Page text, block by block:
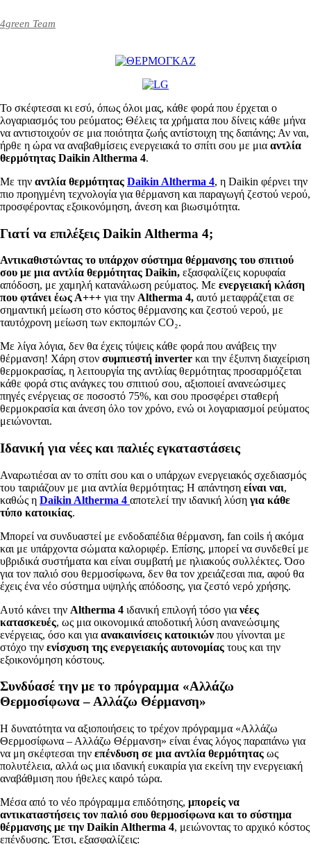
4green Team
Το σκέφτεσαι κι εσύ, όπως όλοι μας, κάθε φορά που έρχεται ο
λογαριασμός του ρεύματος; Θέλεις τα χρήματα που δίνεις κάθε μήνα
να αντιστοιχούν σε μια ποιότητα ζωής αντίστοιχη της δαπάνης; Αν ναι,
ήρθε η ώρα να αναβαθμίσεις ενεργειακά το σπίτι σου με μια αντλία
θερμότητας Daikin Altherma 4.
Με την αντλία θερμότητας Daikin Altherma 4, η Daikin φέρνει την
πιο προηγμένη τεχνολογία για θέρμανση και παραγωγή ζεστού νερού,
προσφέροντας εξοικονόμηση, άνεση και βιωσιμότητα.
Γιατί να επιλέξεις Daikin Altherma 4;
Αντικαθιστώντας το υπάρχον σύστημα θέρμανσης του σπιτιού
σου με μια αντλία θερμότητας Daikin, εξασφαλίζεις κορυφαία
απόδοση, με χαμηλή κατανάλωση ρεύματος. Με ενεργειακή κλάση
που φτάνει έως Α+++ για την Altherma 4, αυτό μεταφράζεται σε
σημαντική μείωση στο κόστος θέρμανσης και ζεστού νερού, με
ταυτόχρονη μείωση των εκπομπών CO₂.
Με λίγα λόγια, δεν θα έχεις τύψεις κάθε φορά που ανάβεις την
θέρμανση! Χάρη στον συμπιεστή inverter και την έξυπνη διαχείριση
θερμοκρασίας, η λειτουργία της αντλίας θερμότητας προσαρμόζεται
κάθε φορά στις ανάγκες του σπιτιού σου, αξιοποιεί ανανεώσιμες
πηγές ενέργειας σε ποσοστό 75%, και σου προσφέρει σταθερή
θερμοκρασία και άνεση όλο τον χρόνο, ενώ οι λογαριασμοί ρεύματος
μειώνονται.
Ιδανική για νέες και παλιές εγκαταστάσεις
Αναρωτιέσαι αν το σπίτι σου και ο υπάρχων ενεργειακός σχεδιασμός
του ταιριάζουν με μια αντλία θερμότητας; Η απάντηση είναι ναι,
καθώς η Daikin Altherma 4 αποτελεί την ιδανική λύση για κάθε
τύπο κατοικίας.
Μπορεί να συνδυαστεί με ενδοδαπέδια θέρμανση, fan coils ή ακόμα
και με υπάρχοντα σώματα καλοριφέρ. Επίσης, μπορεί να συνδεθεί με
υβριδικά συστήματα και είναι συμβατή με ηλιακούς συλλέκτες. Όσο
για τον παλιό σου θερμοσίφωνα, δεν θα τον χρειάζεσαι πια, αφού θα
έχεις ένα νέο σύστημα υψηλής απόδοσης, για ζεστό νερό χρήσης.
Αυτό κάνει την Altherma 4 ιδανική επιλογή τόσο για νέες
κατασκευές, ως μια οικονομικά αποδοτική λύση ανανεώσιμης
ενέργειας, όσο και για ανακαινίσεις κατοικιών που γίνονται με
στόχο την ενίσχυση της ενεργειακής αυτονομίας τους και την
εξοικονόμηση κόστους.
Συνδύασέ την με το πρόγραμμα «Αλλάζω
Θερμοσίφωνα – Αλλάζω Θέρμανση»
Η δυνατότητα να αξιοποιήσεις το τρέχον πρόγραμμα «Αλλάζω
Θερμοσίφωνα – Αλλάζω Θέρμανση» είναι ένας λόγος παραπάνω για
να μη σκέφτεσαι την επένδυση σε μια αντλία θερμότητας ως
πολυτέλεια, αλλά ως μια ιδανική ευκαιρία για εκείνη την ενεργειακή
αναβάθμιση που ήθελες καιρό τώρα.
Μέσα από το νέο πρόγραμμα επιδότησης, μπορείς να
αντικαταστήσεις τον παλιό σου θερμοσίφωνα και το σύστημα
θέρμανσης με την Daikin Altherma 4, μειώνοντας το αρχικό κόστος
επένδυσης. Έτσι, εξασφαλίζεις: